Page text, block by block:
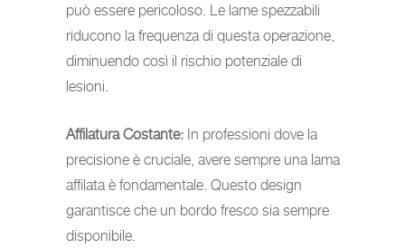
può essere pericoloso. Le lame spezzabili
riducono la frequenza di questa operazione,
diminuendo così il rischio potenziale di
lesioni.
Affilatura Costante: In professioni dove la
precisione è cruciale, avere sempre una lama
affilata è fondamentale. Questo design
garantisce che un bordo fresco sia sempre
disponibile.